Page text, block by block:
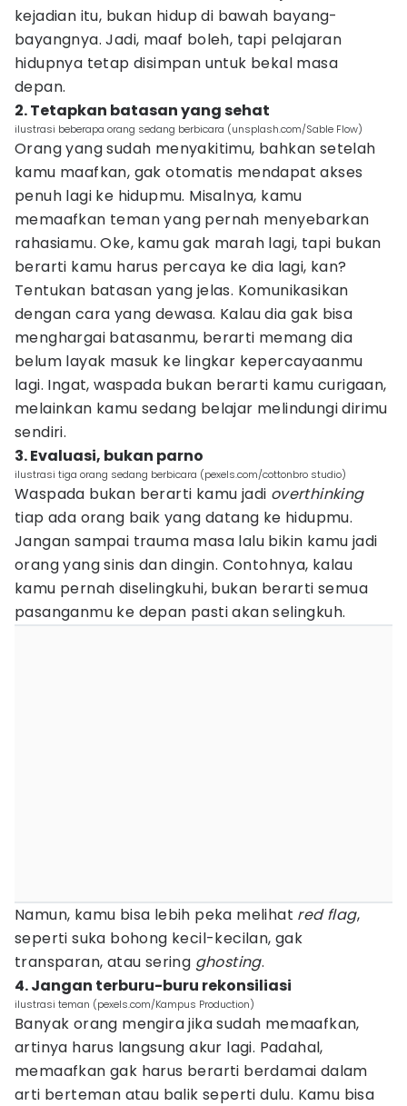
kejadian itu, bukan hidup di bawah bayang-
bayangnya. Jadi, maaf boleh, tapi pelajaran
hidupnya tetap disimpan untuk bekal masa
depan.
2. Tetapkan batasan yang sehat
ilustrasi beberapa orang sedang berbicara (unsplash.com/Sable Flow)
Orang yang sudah menyakitimu, bahkan setelah
kamu maafkan, gak otomatis mendapat akses
penuh lagi ke hidupmu. Misalnya, kamu
memaafkan teman yang pernah menyebarkan
rahasiamu. Oke, kamu gak marah lagi, tapi bukan
berarti kamu harus percaya ke dia lagi, kan?
Tentukan batasan yang jelas. Komunikasikan
dengan cara yang dewasa. Kalau dia gak bisa
menghargai batasanmu, berarti memang dia
belum layak masuk ke lingkar kepercayaanmu
lagi. Ingat, waspada bukan berarti kamu curigaan,
melainkan kamu sedang belajar melindungi dirimu
sendiri.
3. Evaluasi, bukan parno
ilustrasi tiga orang sedang berbicara (pexels.com/cottonbro studio)
Waspada bukan berarti kamu jadi overthinking
tiap ada orang baik yang datang ke hidupmu.
Jangan sampai trauma masa lalu bikin kamu jadi
orang yang sinis dan dingin. Contohnya, kalau
kamu pernah diselingkuhi, bukan berarti semua
pasanganmu ke depan pasti akan selingkuh.
Namun, kamu bisa lebih peka melihat red flag,
seperti suka bohong kecil-kecilan, gak
transparan, atau sering ghosting.
4. Jangan terburu-buru rekonsiliasi
ilustrasi teman (pexels.com/Kampus Production)
Banyak orang mengira jika sudah memaafkan,
artinya harus langsung akur lagi. Padahal,
memaafkan gak harus berarti berdamai dalam
arti berteman atau balik seperti dulu. Kamu bisa